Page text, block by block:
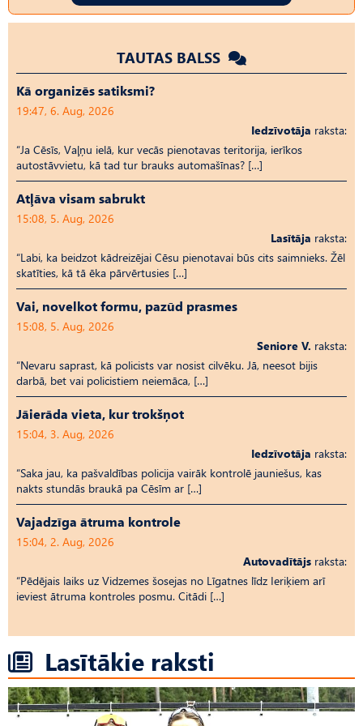
TAUTAS BALSS
Kā organizēs satiksmi?
19:47, 6. Aug, 2026
Iedzīvotāja raksta:
“Ja Cēsīs, Vaļņu ielā, kur vecās pienotavas teritorija, ierīkos
autostāvvietu, kā tad tur brauks automašīnas? […]
Atļāva visam sabrukt
15:08, 5. Aug, 2026
Lasītāja raksta:
“Labi, ka beidzot kādreizējai Cēsu pienotavai būs cits saimnieks. Žēl
skatīties, kā tā ēka pārvērtusies […]
Vai, novelkot formu, pazūd prasmes
15:08, 5. Aug, 2026
Seniore V. raksta:
“Nevaru saprast, kā policists var nosist cilvēku. Jā, neesot bijis
darbā, bet vai policistiem neiemāca, […]
Jāierāda vieta, kur trokšņot
15:04, 3. Aug, 2026
Iedzīvotāja raksta:
“Saka jau, ka pašvaldības policija vairāk kontrolē jauniešus, kas
nakts stundās braukā pa Cēsīm ar […]
Vajadzīga ātruma kontrole
15:04, 2. Aug, 2026
Autovadītājs raksta:
“Pēdējais laiks uz Vid­ze­mes šosejas no Līgatnes līdz Ieriķiem arī
ieviest ātruma kontroles posmu. Citādi […]
Lasītākie raksti